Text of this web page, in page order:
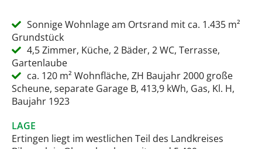
Sonnige Wohnlage am Ortsrand mit ca. 1.435 m²
Grundstück
4,5 Zimmer, Küche, 2 Bäder, 2 WC, Terrasse,
Gartenlaube
ca. 120 m² Wohnfläche, ZH Baujahr 2000 große
Scheune, separate Garage B, 413,9 kWh, Gas, Kl. H,
Baujahr 1923
LAGE
Ertingen liegt im westlichen Teil des Landkreises